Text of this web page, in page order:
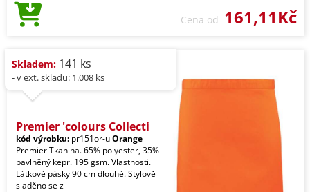
Cena od 161,11Kč
Skladem: 141 ks
- v ext. skladu: 1.008 ks
Premier 'colours Collecti
kód výrobku: pr151or-uOrange
Premier Tkanina. 65% polyester, 35%
bavlněný kepr. 195 gsm. Vlastnosti.
Látkové pásky 90 cm dlouhé. Stylově
sladěno se z